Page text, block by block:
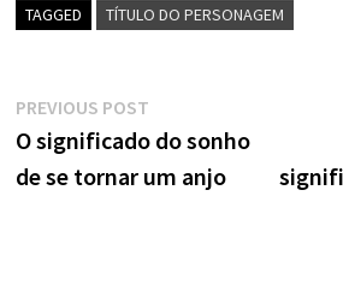
TAGGED TÍTULO DO PERSONAGEM
Navegação
de
PREVIOUS POSTPrevious
post:
O significado do sonho
de se tornar um anjo